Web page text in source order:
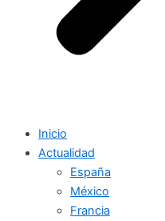
Inicio
Actualidad
España
México
Francia